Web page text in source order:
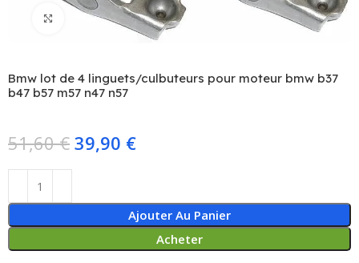
Click to enlarge
Bmw lot de 4 linguets/culbuteurs pour moteur bmw b37
b47 b57 m57 n47 n57
51,60€ 39,90 €
Ajouter Au Panier
Acheter